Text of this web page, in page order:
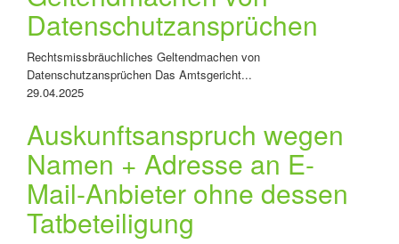
Datenschutzansprüchen
Rechtsmissbräuchliches Geltendmachen von
Datenschutzansprüchen Das Amtsgericht...
29.04.2025
Auskunftsanspruch wegen
Namen + Adresse an E-
Mail-Anbieter ohne dessen
Tatbeteiligung